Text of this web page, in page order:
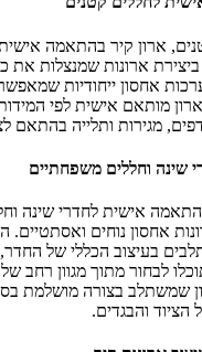
ארון קיר בהתאמה
ארונות שמנצלות את
אחסון ייחודיות
מותאם אישית לפי
מגירות ותלייה בהתאם
שינה וחללים משפחתיים
אישית לחדרי שינה
אחסון נוחים ואסתטיים.
בעיצוב הכללי של
לבחור מתוך מגוון רחב
שמשתלב בצורה מושלמת
והבגדים.